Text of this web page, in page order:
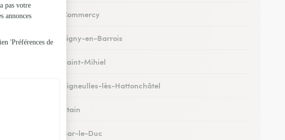
Fleuristes à Commercy
Fleuristes à Ligny-en-Barrois
Fleuristes à Saint-Mihiel
Fleuristes à Vigneulles-lès-Hattonchâtel
Fleuristes à Étain
Fleuristes à Bar-le-Duc